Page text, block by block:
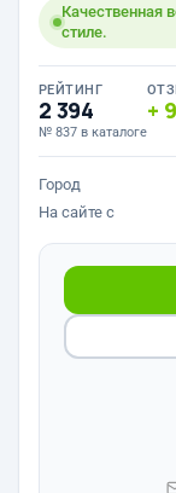
Качественная
стиле.
РЕЙТИНГ
2 394
№ 837 в каталоге
9
Город
На сайте с